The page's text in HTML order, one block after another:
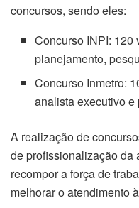
concursos, sendo eles:
Concurso INPI: 120
planejamento,
Concurso Inmetro:
analista executivo e
A realização de
de profissionalização da
recompor a força de
melhorar o atendimento